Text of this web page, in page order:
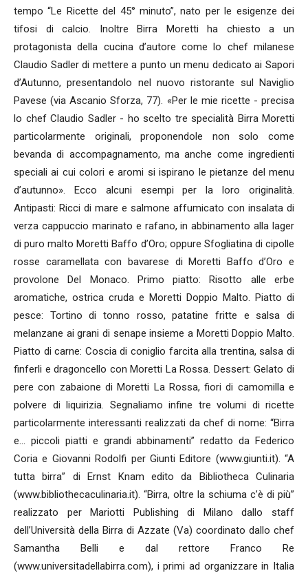
tempo “Le Ricette del 45° minuto”, nato per le esigenze dei
tifosi di calcio. Inoltre Birra Moretti ha chiesto a un
protagonista della cucina d’autore come lo chef milanese
Claudio Sadler di mettere a punto un menu dedicato ai Sapori
d’Autunno, presentandolo nel nuovo ristorante sul Naviglio
Pavese (via Ascanio Sforza, 77). «Per le mie ricette - precisa
lo chef Claudio Sadler - ho scelto tre specialità Birra Moretti
particolarmente originali, proponendole non solo come
bevanda di accompagnamento, ma anche come ingredienti
speciali ai cui colori e aromi si ispirano le pietanze del menu
d’autunno». Ecco alcuni esempi per la loro originalità.
Antipasti: Ricci di mare e salmone affumicato con insalata di
verza cappuccio marinato e rafano, in abbinamento alla lager
di puro malto Moretti Baffo d’Oro; oppure Sfogliatina di cipolle
rosse caramellata con bavarese di Moretti Baffo d’Oro e
provolone Del Monaco. Primo piatto: Risotto alle erbe
aromatiche, ostrica cruda e Moretti Doppio Malto. Piatto di
pesce: Tortino di tonno rosso, patatine fritte e salsa di
melanzane ai grani di senape insieme a Moretti Doppio Malto.
Piatto di carne: Coscia di coniglio farcita alla trentina, salsa di
finferli e dragoncello con Moretti La Rossa. Dessert: Gelato di
pere con zabaione di Moretti La Rossa, fiori di camomilla e
polvere di liquirizia. Segnaliamo infine tre volumi di ricette
particolarmente interessanti realizzati da chef di nome: “Birra
e... piccoli piatti e grandi abbinamenti” redatto da Federico
Coria e Giovanni Rodolfi per Giunti Editore (www.giunti.it). “A
tutta birra” di Ernst Knam edito da Bibliotheca Culinaria
(www.bibliothecaculinaria.it). “Birra, oltre la schiuma c’è di più”
realizzato per Mariotti Publishing di Milano dallo staff
dell’Università della Birra di Azzate (Va) coordinato dallo chef
Samantha Belli e dal rettore Franco Re
(www.universitadellabirra.com), i primi ad organizzare in Italia